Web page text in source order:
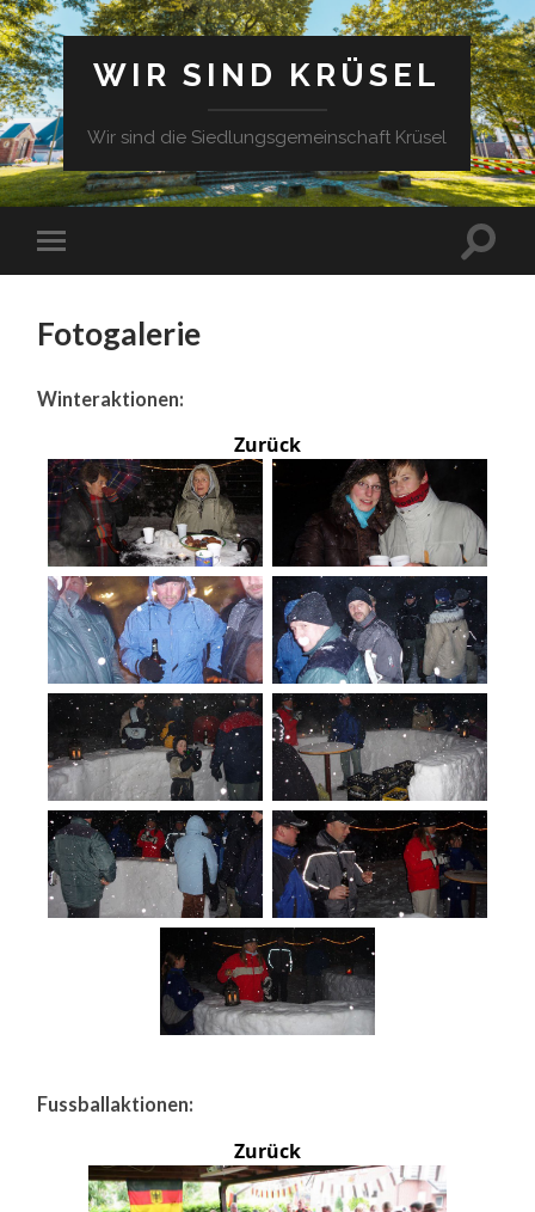
WIR SIND KRÜSEL
Wir sind die Siedlungsgemeinschaft Krüsel
Fotogalerie
Winteraktionen:
Zurück
Fussballaktionen:
Zurück